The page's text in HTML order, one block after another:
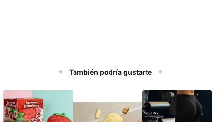
También podría gustarte